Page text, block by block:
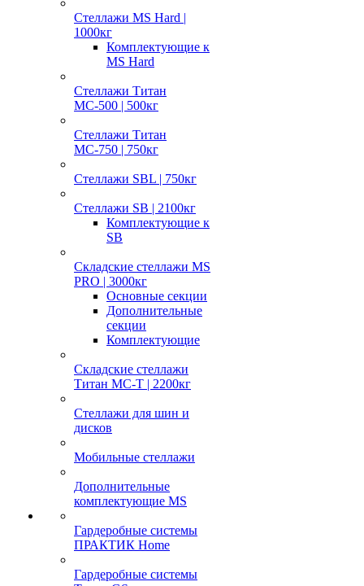
Стеллажи MS Hard |
1000кг
Комплектующие к
MS Hard
Стеллажи Титан
МС-500 | 500кг
Стеллажи Титан
МС-750 | 750кг
Стеллажи SBL | 750кг
Стеллажи SB | 2100кг
Комплектующие к
SB
Складские стеллажи MS
PRO | 3000кг
Основные секции
Дополнительные
секции
Комплектующие
Складские стеллажи
Титан МС-Т | 2200кг
Стеллажи для шин и
дисков
Мобильные стеллажи
Дополнительные
комплектующие MS
Гардеробные системы
ПРАКТИК Home
Гардеробные системы